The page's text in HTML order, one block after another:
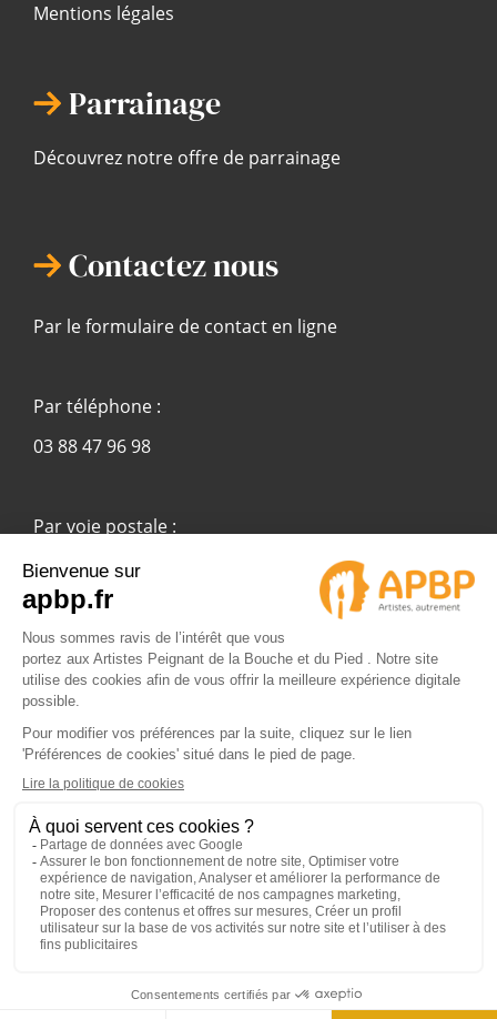
Mentions légales
Parrainage
Découvrez notre offre de parrainage
Contactez nous
Par le formulaire de contact en ligne
Par téléphone :
03 88 47 96 98
Par voie postale :
APBP
37 route Ecospace - Molsheim
67955 Strasbourg Cedex 9
© 2024 APBP